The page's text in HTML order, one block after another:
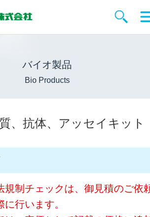
バイオ製品
Bio Products
、抗体、アッセイキット
規制チェックは、御見積のご依
行います。